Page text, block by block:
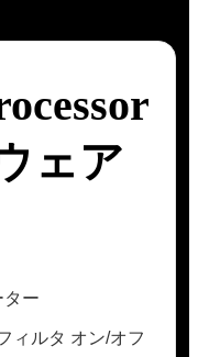
ェア
ター
ィルタ オン/オフ